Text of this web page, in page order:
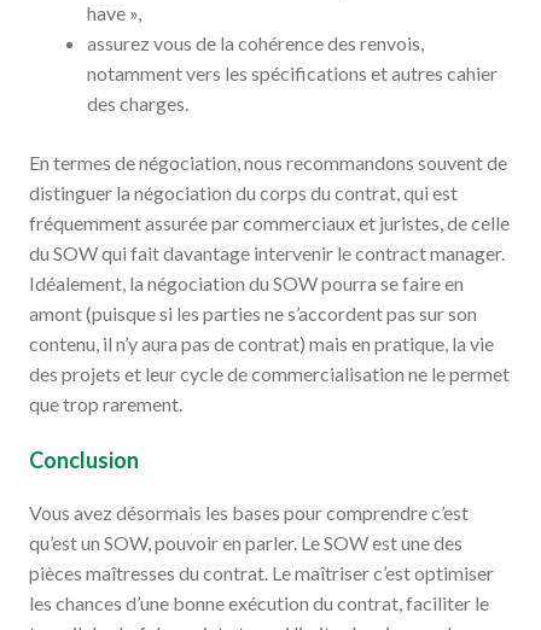
have »,
assurez vous de la cohérence des renvois,
notamment vers les spécifications et autres cahier
des charges.
En termes de négociation, nous recommandons souvent de
distinguer la négociation du corps du contrat, qui est
fréquemment assurée par commerciaux et juristes, de celle
du SOW qui fait davantage intervenir le contract manager.
Idéalement, la négociation du SOW pourra se faire en
amont (puisque si les parties ne s’accordent pas sur son
contenu, il n’y aura pas de contrat) mais en pratique, la vie
des projets et leur cycle de commercialisation ne le permet
que trop rarement.
Conclusion
Vous avez désormais les bases pour comprendre c’est
qu’est un SOW, pouvoir en parler. Le SOW est une des
pièces maîtresses du contrat. Le maîtriser c’est optimiser
les chances d’une bonne exécution du contrat, faciliter le